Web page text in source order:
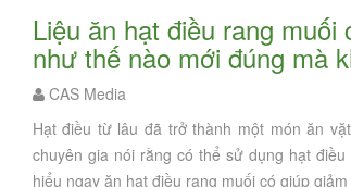
Bật mí ăn uống Tết 2021 không lo
tăng cân - Chia sẻ cách ăn hạt điều
rang muối không lo béo
vào
Hướng
muối
Liệu ăn hạt điều rang muối có giúp giảm cân? - Nên dùng hạt điều rang muối
như thế nào mới đúng mà
CAS Media
Hạt điều từ lâu đã trở thành một món ăn
chuyên gia nói rằng có thể sử dụng hạt
hiểu ngay ăn hạt điều rang muối có giúp